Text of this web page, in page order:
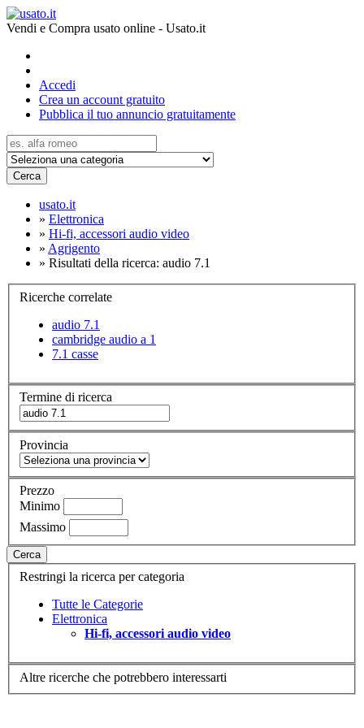
Vendi e Compra usato online - Usato.it
Accedi
Crea un account gratuito
Pubblica il tuo annuncio gratuitamente
Cerca
usato.it
» Elettronica
» Hi-fi, accessori audio video
» Agrigento
» Risultati della ricerca: audio 7.1
Ricerche correlate
audio 7.1
cambridge audio a 1
7.1 casse
Termine di ricerca
Provincia
Prezzo
Minimo
Massimo
Cerca
Restringi la ricerca per categoria
Tutte le Categorie
Elettronica
Hi-fi, accessori audio video
Altre ricerche che potrebbero interessarti